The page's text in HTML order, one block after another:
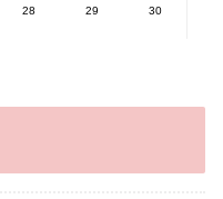
28 29
30